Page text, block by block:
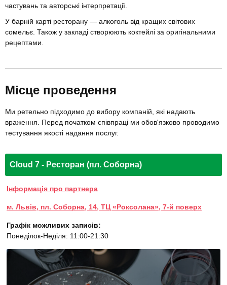
частувань та авторські інтерпретації.
У барній карті ресторану — алкоголь від кращих світових
сомельє. Також у закладі створюють коктейлі за оригінальними
рецептами.
Місце проведення
Ми ретельно підходимо до вибору компаній, які надають
враження. Перед початком співпраці ми обов'язково проводимо
тестування якості надання послуг.
Cloud 7 - Ресторан (пл. Соборна)
Інформація про партнера
м. Львів, пл. Соборна, 14, ТЦ «Роксолана», 7-й поверх
Графік можливих записів:
Понеділок-Неділя: 11:00-21:30